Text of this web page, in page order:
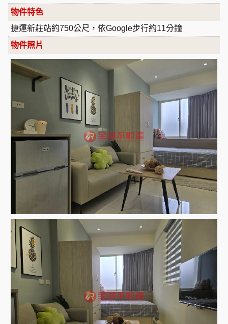
物件特色
捷運新莊站約750公尺，依Google步行約11分鐘
物件照片